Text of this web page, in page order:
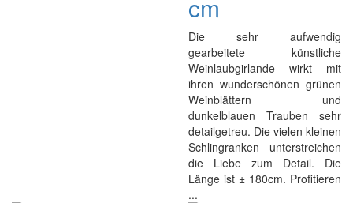
cm
Die sehr aufwendig
gearbeitete künstliche
Weinlaubgirlande wirkt mit
ihren wunderschönen grünen
Weinblättern und
dunkelblauen Trauben sehr
detailgetreu. Die vielen kleinen
Schlingranken unterstreichen
die Liebe zum Detail. Die
Länge ist ± 180cm. Profitieren
...